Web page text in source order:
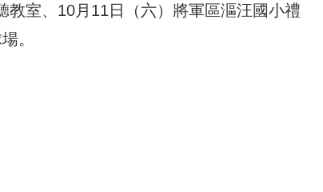
室、10月11日（六）將軍區漚汪國小禮
。